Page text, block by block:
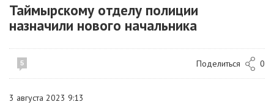
Таймырскому отделу полиции
назначили нового начальника
5 Поделиться 0
3 августа 2023 9:13